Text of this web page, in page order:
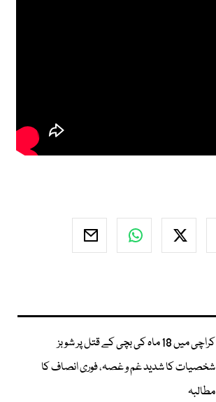
کراچی میں 18 ماہ کی بچی کے قتل پر شوبز
شخصیات کا شدید غم و غصہ، فوری انصاف کا
مطالبہ